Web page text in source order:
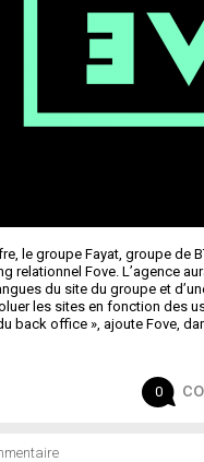
le groupe Fayat, groupe de
relationnel Fove. L’agence
du site du groupe et
les sites en fonction des
back office », ajoute Fove,
0